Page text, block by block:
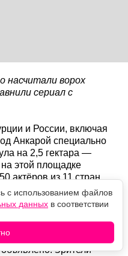
насчитали ворох
сериал с
и России, включая
Анкарой специально
на 2,5 гектара —
на этой площадке
актёров из 11 стран.
односезонный проект
и на август
Зрители
с использованием файлов
данных в соответствии